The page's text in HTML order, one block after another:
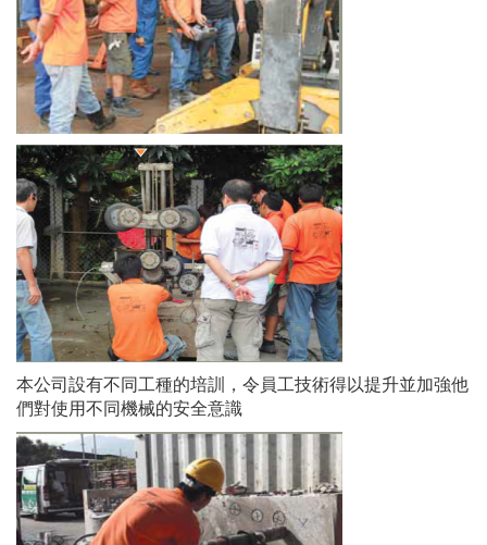
本公司設有不同工種的培訓，令員工技術得以提升並加強他
們對使用不同機械的安全意識